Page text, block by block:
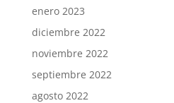
enero 2023
diciembre 2022
noviembre 2022
septiembre 2022
agosto 2022